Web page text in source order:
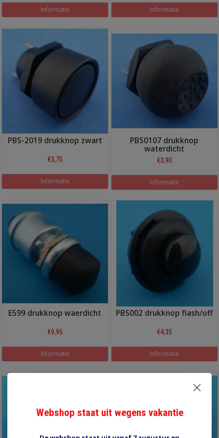
Informatie Informatie
PBS-2019 drukknop zwart
€3,75
Informatie
PBS0107 drukknop
waterdicht
€3,90
Informatie
E599 drukknop waerdicht
€9,95
Informatie
PBS002 drukknop flash/off
€4,35
Informatie
Webshop staat uit wegens vakantie